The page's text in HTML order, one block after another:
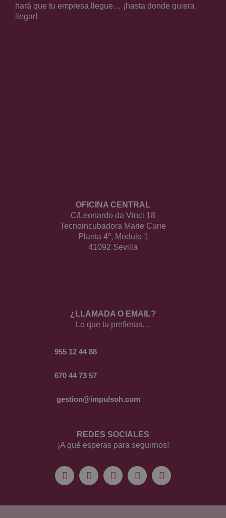
hará que tu empresa llegue… ¡hasta donde quiera
llegar!
OFICINA CENTRAL
C/Leonardo da Vinci 18
Tecnoincubadora Marie Curie
Planta 4º, Módulo 1
41092 Sevilla
¿LLAMADA O EMAIL?
Lo que tu prefieras…
955 12 44 88
670 44 73 57
gestion@impulsoh.com
REDES SOCIALES
¡A qué esperas para seguirnos!
F
a
e
I
n
t
T
w
t
L
i
k
Y
o
t